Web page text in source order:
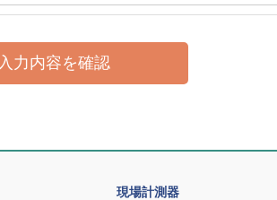
現場計測器